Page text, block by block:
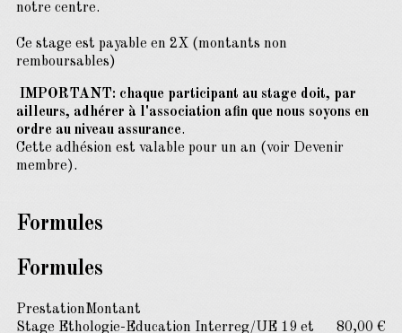
notre centre.
Ce stage est payable en 2X (montants non
remboursables)
IMPORTANT: chaque participant au stage doit, par
ailleurs, adhérer à l'association afin que nous soyons en
ordre au niveau assurance.
Cette adhésion est valable pour un an (voir Devenir
membre).
Formules
Formules
PrestationMontant
Stage Ethologie-Education Interreg/UE 19 et
80,00 €